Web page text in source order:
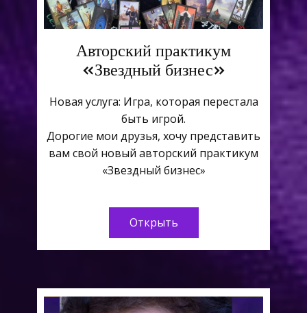
Авторский практикум
«Звездный бизнес»
Новая услуга: Игра, которая перестала
быть игрой.
Дорогие мои друзья, хочу представить
вам свой новый авторский практикум
«Звездный бизнес»
Открыть